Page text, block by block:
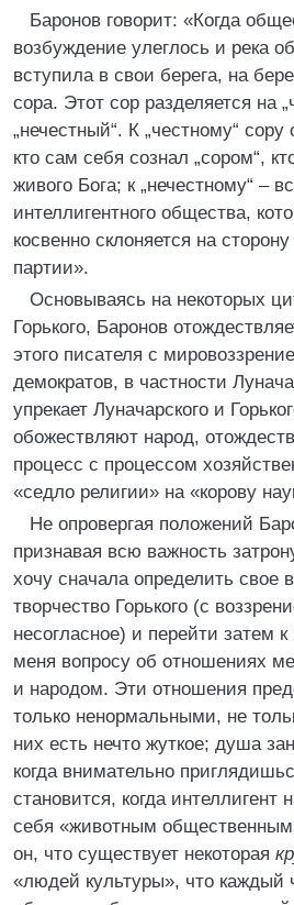
Баронов говорит: «Когда
возбуждение улеглось и река
вступила в свои берега, на
сора. Этот сор разделяется на
„нечестный“. К „честному“ сору
кто сам себя сознал „сором“,
живого Бога; к „нечестному“ –
интеллигентного общества,
косвенно склоняется на
партии».
Основываясь на некоторых
Горького, Баронов
этого писателя с
демократов, в частности
упрекает Луначарского и
обожествляют народ,
процесс с процессом
«седло религии» на «корову
Не опровергая положений
признавая всю важность
хочу сначала определить свое
творчество Горького (с
несогласное) и перейти затем
меня вопросу об отношениях
и народом. Эти отношения
только ненормальными, не
них есть нечто жуткое; душа
когда внимательно
становится, когда интеллигент
себя «животным
он, что существует некоторая
«людей культуры», что каждый